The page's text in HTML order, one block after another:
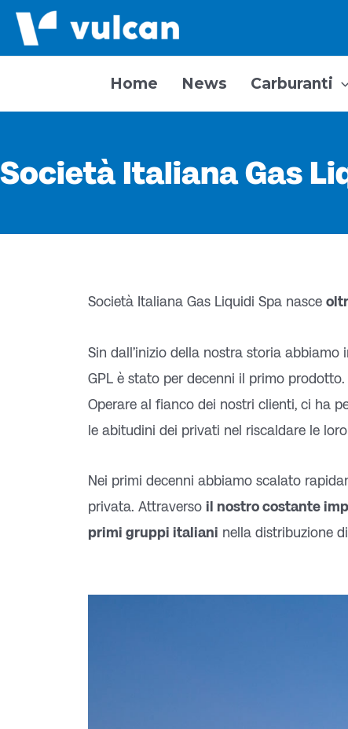
Vai
Home News Carburanti
Società Italiana Gas
Società Italiana Gas Liquidi Spa nasce
Sin dall’inizio della nostra storia
GPL è stato per decenni il primo
Operare al fianco dei nostri clienti, ci ha
le abitudini dei privati nel riscaldare le
Nei primi decenni abbiamo scalato
privata. Attraverso il nostro costante
primi gruppi italiani nella distribuzione